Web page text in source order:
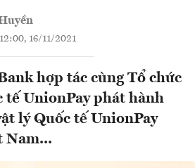
12:00, 16/11/2021
hợp tác cùng Tổ chức
tế UnionPay phát hành
lý Quốc tế UnionPay
Nam...